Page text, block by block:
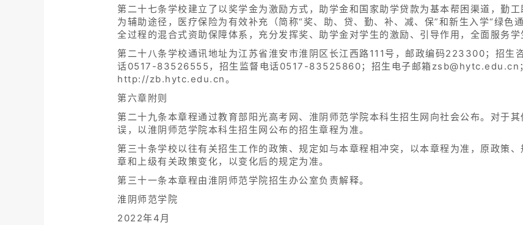
第二十七条学校建立了以奖学金为激励方式，助学金和国家助学贷款为基本帮困渠道，勤
为辅助途径，医疗保险为有效补充（简称“奖、助、贷、勤、补、减、保”和新生入学“绿色
全过程的混合式资助保障体系，充分发挥奖、助学金对学生的激励、引导作用，全面服务学
第二十八条学校通讯地址为江苏省淮安市淮阴区长江西路111号，邮政编码223300；招
话0517-83526555，招生监督电话0517-83525860；招生电子邮箱zsb@hytc.edu.cn
http://zb.hytc.edu.cn。
第六章附则
第二十九条本章程通过教育部阳光高考网、淮阴师范学院本科生招生网向社会公布。对于
误，以淮阴师范学院本科生招生网公布的招生章程为准。
第三十条学校以往有关招生工作的政策、规定如与本章程相冲突，以本章程为准，原政策
章和上级有关政策变化，以变化后的规定为准。
第三十一条本章程由淮阴师范学院招生办公室负责解释。
淮阴师范学院
2022年4月